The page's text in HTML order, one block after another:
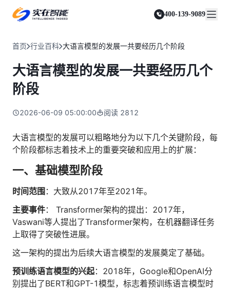
400-139-9089
人人都会用的智能体
智能文档审阅平台
实在 RPA 机器人
可靠的机器人终端
实在 RPA 控制器
强大的智能中枢
全面支持国产信创生态
实在取数宝
一键提数整合，洞察更高效
通信运营商
零售电商
跨境电商
能源及制造业
医药行业
更多行业客户
金融
运营商
客服坐席 | 自动跟单 | 系统运维 | 智能审核
店铺运营 | 私域运营 | 数据运营 | 仓储管理
统计税务 | 行政审批 | 基层减负 | 优化营商
烟草
资质审核 | 合同审核 | 一项一卷 | 智慧人力
订单生成 | 库存管控 | 物流监控 | 风险监测
司法
智能辅办 | 要素提取 | 自动立案 | 流程智动
人才数字化
人才培养 | 智能教具 | 智能实训 | 课程共创
财务
智能票据 | 自动报税 | 自动存单 | 智能审计
资源与支持
实在学院
智能体市场
合作伙伴
客户支持
关于实在
媒体报道
视频动态
加入我们
首页 行业百科 大语言模型的发展一共要经历几个阶段
大语言模型的发展一共要经历几个
阶段
2026-06-09 05:00:00 阅读 2812
大语言模型的发展可以粗略地分为以下几个关键阶段，每
个阶段都标志着技术上的重要突破和应用上的扩展：
一、基础模型阶段
时间范围 ：大致从2017年至2021年。
主要事件： Transformer架构的提出：2017年，
Vaswani等人提出了Transformer架构，在机器翻译任务
上取得了突破性进展。
这一架构的提出为后续大语言模型的发展奠定了基础。
预训练语言模型的兴起：2018年，Google和OpenAI分
别提出了BERT和GPT-1模型，标志着预训练语言模型时